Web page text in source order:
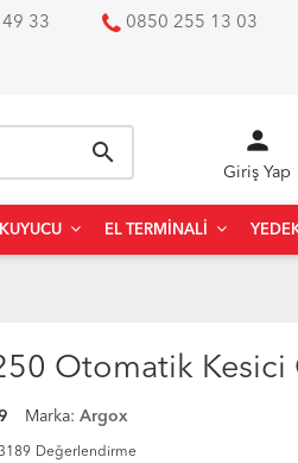
33 0850 255 13 03
search person
Giriş Yap
EL TERMINALI
Otomatik Kesici
Marka: Argox
Değerlendirme